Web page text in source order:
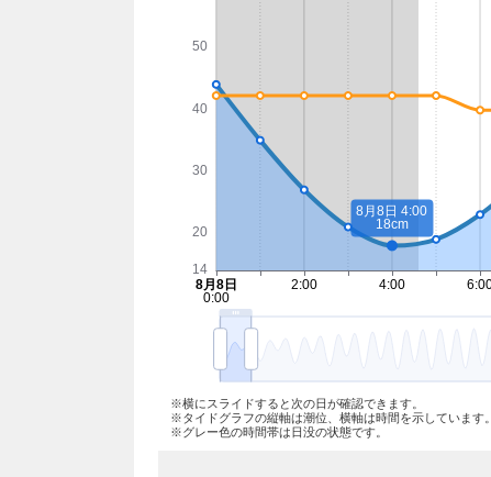
※横にスライドすると次の日が確認できます。
※タイドグラフの縦軸は潮位、横軸は時間を示しています。
※グレー色の時間帯は日没の状態です。